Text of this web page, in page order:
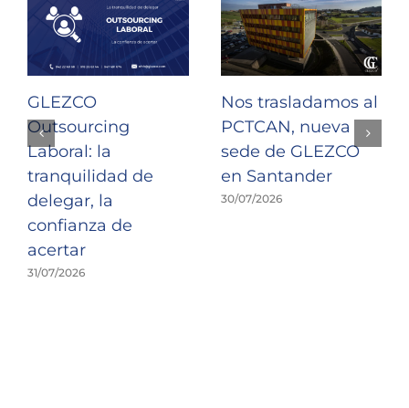
GLEZCO
Outsourcing
Laboral: la
tranquilidad de
delegar, la
confianza de
acertar
31/07/2026
Nos trasladamos al
PCTCAN, nueva
sede de GLEZCO
en Santander
30/07/2026